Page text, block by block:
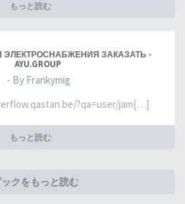
もっと読む
ЭЛЕКТРОСНАБЖЕНИЯ ЗАКАЗАТЬ -
AYU.GROUP
- By Frankymig
?qa=user/jam[…]
もっと読む
ックをもっと読む